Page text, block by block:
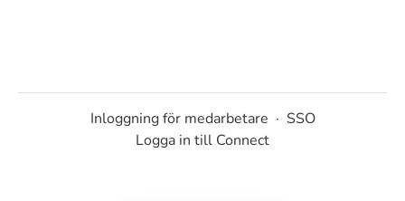
Inloggning för medarbetare · SSO
Logga in till Connect